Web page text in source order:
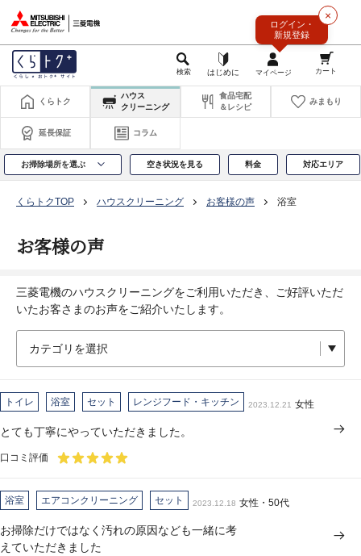
×
ログイン・
新規登録
くらトク
ハウス
クリーニング
食品宅配
＆レシピ
みまもり
延長保証 コラム
お掃除場所を選ぶ 空き状況を見る 料金 対応エリア
くらトクTOP ハウスクリーニング お客様の声 浴室
お客様の声
三菱電機のハウスクリーニングをご利用いただき、ご好評いただ
いたお客さまのお声をご紹介いたします。
トイレ 浴室 セット レンジフード・キッチン 2023.12.21 女性
とても丁寧にやっていただきました。
口コミ評価
浴室 エアコンクリーニング セット 2023.12.18 女性・50代
お掃除だけではなく汚れの原因なども一緒に考
えていただきました